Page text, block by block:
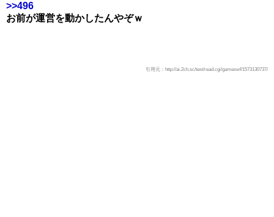
>>496
お前が運営を動かしたんやぞｗ
引用元：http://ai.2ch.sc/test/read.cgi/gameswf/1573130737/